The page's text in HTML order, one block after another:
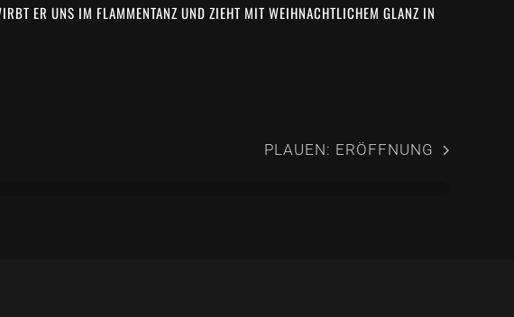
ER UNS IM FLAMMENTANZ UND ZIEHT MIT WEIHNACHTLICHEM GLANZ IN
PLAUEN: ERÖFFNUNG